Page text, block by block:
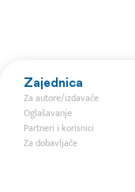
Zajednica
Za autore/izdavače
Oglašavanje
Partneri i korisnici
Za dobavljače